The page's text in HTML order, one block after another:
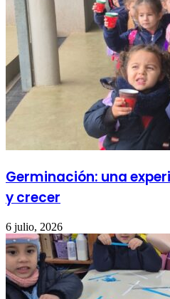
Germinación: una
y crecer
6 julio, 2026